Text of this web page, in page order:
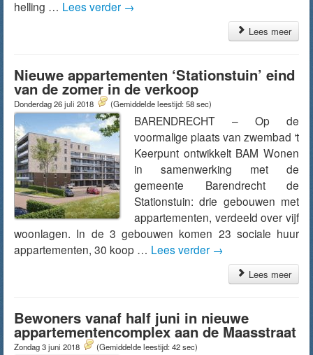
helling … Lees verder →
Lees meer
Nieuwe appartementen ‘Stationstuin’ eind
van de zomer in de verkoop
Donderdag 26 juli 2018 (Gemiddelde leestijd: 58 sec)
BARENDRECHT – Op de
voormalige plaats van zwembad ‘t
Keerpunt ontwikkelt BAM Wonen
in samenwerking met de
gemeente Barendrecht de
Stationstuin: drie gebouwen met
appartementen, verdeeld over vijf
woonlagen. In de 3 gebouwen komen 23 sociale huur
appartementen, 30 koop … Lees verder →
Lees meer
Bewoners vanaf half juni in nieuwe
appartementencomplex aan de Maasstraat
Zondag 3 juni 2018 (Gemiddelde leestijd: 42 sec)